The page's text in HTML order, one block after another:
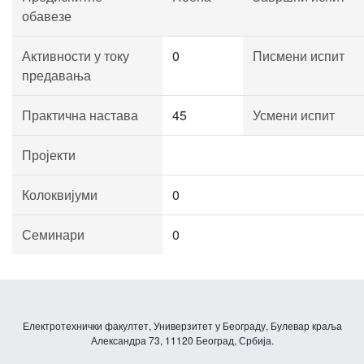
обавезе
Активности у току
предавања
0 Писмени испит
Практична настава 45 Усмени испит
Пројекти
Колоквијуми 0
Семинари 0
Електротехнички факултет, Универзитет у Београду, Булевар краља
Александра 73, 11120 Београд, Србија.